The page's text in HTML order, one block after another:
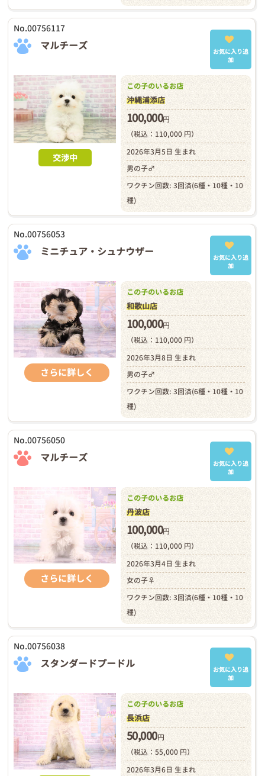
No.00756117
マルチーズ
お気に入り追
加
交渉中
この子のいるお店
沖縄浦添店
100,000円
（税込：110,000 円）
2026年3月5日 生まれ
男の子♂
ワクチン回数: 3回済(6種・10種・10
種)
No.00756053
ミニチュア・シュナウザー
お気に入り追
加
さらに詳しく
この子のいるお店
和歌山店
100,000円
（税込：110,000 円）
2026年3月8日 生まれ
男の子♂
ワクチン回数: 3回済(6種・10種・10
種)
No.00756050
マルチーズ
お気に入り追
加
さらに詳しく
この子のいるお店
丹波店
100,000円
（税込：110,000 円）
2026年3月4日 生まれ
女の子♀
ワクチン回数: 3回済(6種・10種・10
種)
No.00756038
スタンダードプードル
お気に入り追
加
この子のいるお店
長浜店
50,000円
（税込：55,000 円）
2026年3月6日 生まれ